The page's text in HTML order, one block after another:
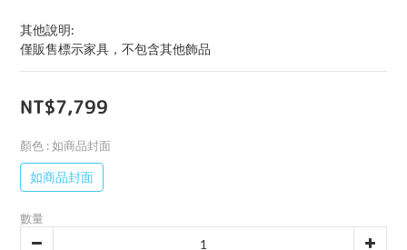
其他說明:
僅販售標示家具，不包含其他飾品
NT$7,799
顏色 : 如商品封面
如商品封面
數量